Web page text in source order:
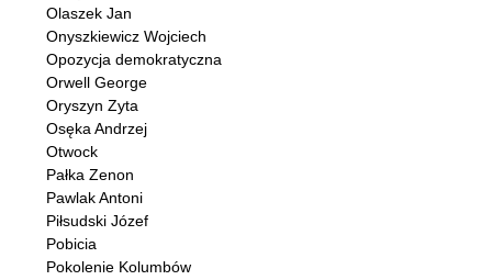
Olaszek Jan
Onyszkiewicz Wojciech
Opozycja demokratyczna
Orwell George
Oryszyn Zyta
Osęka Andrzej
Otwock
Pałka Zenon
Pawlak Antoni
Piłsudski Józef
Pobicia
Pokolenie Kolumbów